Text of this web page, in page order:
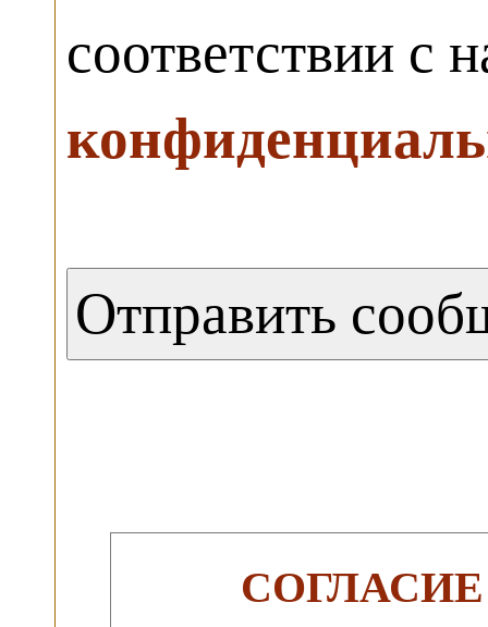
соответствии с